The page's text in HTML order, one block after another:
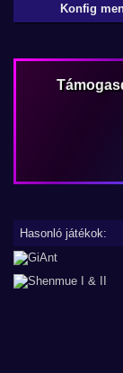
Konfig
Hasonló játékok: